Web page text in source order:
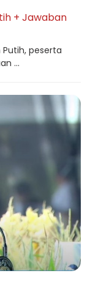
+ Jawaban
Putih, peserta
...